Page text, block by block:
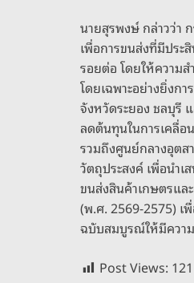
นายสุรพงษ์ กล่าวว่า
เพื่อการขนส่งที่มีประ
รอยต่อ โดยให้ความ
โดยเฉพาะอย่างยิ่ง
จังหวัดระยอง ชลบุรี
ลดต้นทุนในการเคลื่อ
รวมถึงศูนย์กลางอุตส
วัตถุประสงค์ เพื่อนำ
ขนส่งสินค้าเกษตรแล
(พ.ศ. 2569-2575) เ
ฉบับสมบูรณ์ให้มีควา
Post Views: 121